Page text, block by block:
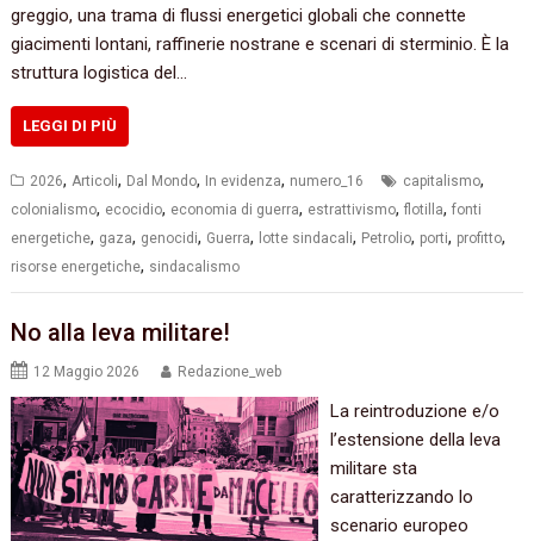
greggio, una trama di flussi energetici globali che connette
giacimenti lontani, raffinerie nostrane e scenari di sterminio. È la
struttura logistica del…
LEGGI DI PIÙ
2026,Articoli, Dal Mondo, In evidenza, numero_16 capitalismo,
colonialismo, ecocidio, economia di guerra, estrattivismo,flotilla,fonti
energetiche, gaza, genocidi, Guerra, lotte sindacali, Petrolio, porti, profitto,
risorse energetiche, sindacalismo
No alla leva militare!
12 Maggio 2026 Redazione_web
La reintroduzione e/o
l’estensione della leva
militare sta
caratterizzando lo
scenario europeo